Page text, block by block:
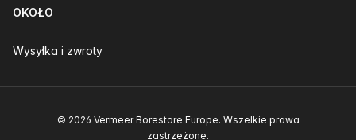
OKOŁO
Wysyłka i zwroty
© 2026 Vermeer Borestore Europe. Wszelkie prawa
zastrzeżone.